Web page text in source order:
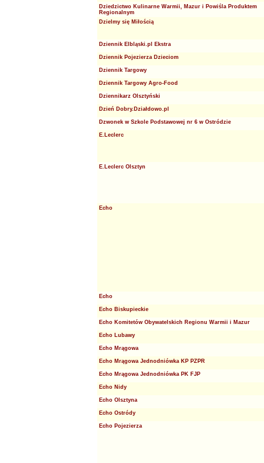
Dziedzictwo Kulinarne Warmii, Mazur i Powiśla Produktem
Regionalnym
Dzielmy się Miłością
Dziennik Elbląski.pl Ekstra
Dziennik Pojezierza Dzieciom
Dziennik Targowy
Dziennik Targowy Agro-Food
Dziennikarz Olsztyński
Dzień Dobry.Działdowo.pl
Dzwonek w Szkole Podstawowej nr 6 w Ostródzie
E.Leclerc
E.Leclerc Olsztyn
Echo
Echo
Echo Biskupieckie
Echo Komitetów Obywatelskich Regionu Warmii i Mazur
Echo Lubawy
Echo Mrągowa
Echo Mrągowa Jednodniówka KP PZPR
Echo Mrągowa Jednodniówka PK FJP
Echo Nidy
Echo Olsztyna
Echo Ostródy
Echo Pojezierza